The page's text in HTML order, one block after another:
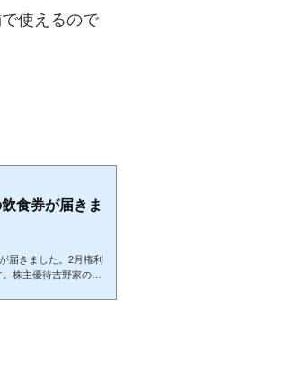
使えるので
食券が届きま
届きました。2月権利
株主優待吉野家の株